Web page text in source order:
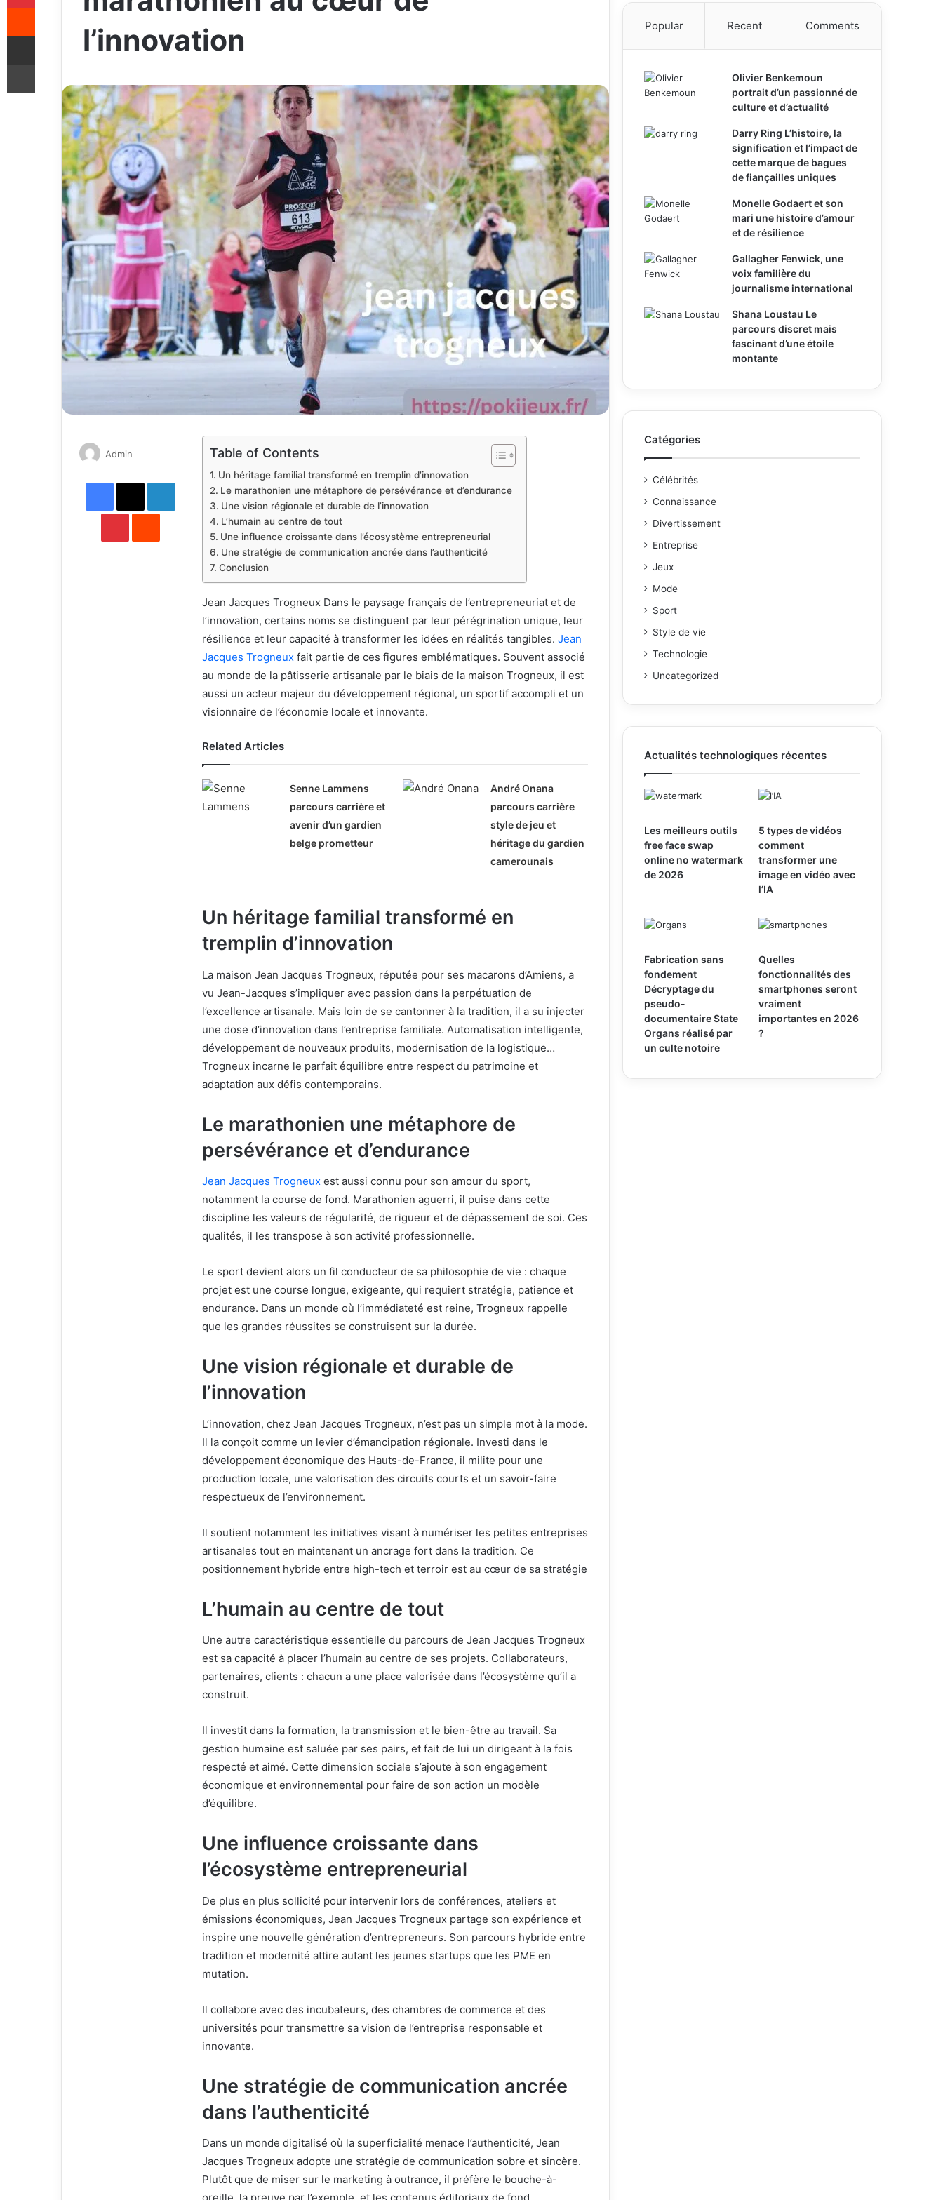
l’innovation
Table of Contents
Un héritage familial transformé en tremplin d’innovation
Le marathonien une métaphore de persévérance et d’endurance
Une vision régionale et durable de l’innovation
L’humain au centre de tout
Une influence croissante dans l’écosystème entrepreneurial
Une stratégie de communication ancrée dans l’authenticité
Conclusion
Jean Jacques Trogneux Dans le paysage français de l’entrepreneuriat et de
l’innovation, certains noms se distinguent par leur pérégrination unique, leur
résilience et leur capacité à transformer les idées en réalités tangibles. Jean
Jacques Trogneux fait partie de ces figures emblématiques. Souvent associé
au monde de la pâtisserie artisanale par le biais de la maison Trogneux, il est
aussi un acteur majeur du développement régional, un sportif accompli et un
visionnaire de l’économie locale et innovante.
Related Articles
Senne Lammens
parcours carrière et
avenir d’un gardien
belge prometteur
André Onana
parcours carrière
style de jeu et
héritage du gardien
camerounais
Un héritage familial transformé en
tremplin d’innovation
La maison Jean Jacques Trogneux, réputée pour ses macarons d’Amiens, a
vu Jean-Jacques s’impliquer avec passion dans la perpétuation de
l’excellence artisanale. Mais loin de se cantonner à la tradition, il a su injecter
une dose d’innovation dans l’entreprise familiale. Automatisation intelligente,
développement de nouveaux produits, modernisation de la logistique…
Trogneux incarne le parfait équilibre entre respect du patrimoine et
adaptation aux défis contemporains.
Le marathonien une métaphore de
persévérance et d’endurance
Jean Jacques Trogneux est aussi connu pour son amour du sport,
notamment la course de fond. Marathonien aguerri, il puise dans cette
discipline les valeurs de régularité, de rigueur et de dépassement de soi. Ces
qualités, il les transpose à son activité professionnelle.
Le sport devient alors un fil conducteur de sa philosophie de vie : chaque
projet est une course longue, exigeante, qui requiert stratégie, patience et
endurance. Dans un monde où l’immédiateté est reine, Trogneux rappelle
que les grandes réussites se construisent sur la durée.
Une vision régionale et durable de
l’innovation
L’innovation, chez Jean Jacques Trogneux, n’est pas un simple mot à la mode.
Il la conçoit comme un levier d’émancipation régionale. Investi dans le
développement économique des Hauts-de-France, il milite pour une
production locale, une valorisation des circuits courts et un savoir-faire
respectueux de l’environnement.
Il soutient notamment les initiatives visant à numériser les petites entreprises
artisanales tout en maintenant un ancrage fort dans la tradition. Ce
positionnement hybride entre high-tech et terroir est au cœur de sa stratégie
L’humain au centre de tout
Une autre caractéristique essentielle du parcours de Jean Jacques Trogneux
est sa capacité à placer l’humain au centre de ses projets. Collaborateurs,
partenaires, clients : chacun a une place valorisée dans l’écosystème qu’il a
construit.
Il investit dans la formation, la transmission et le bien-être au travail. Sa
gestion humaine est saluée par ses pairs, et fait de lui un dirigeant à la fois
respecté et aimé. Cette dimension sociale s’ajoute à son engagement
économique et environnemental pour faire de son action un modèle
d’équilibre.
Une influence croissante dans
l’écosystème entrepreneurial
De plus en plus sollicité pour intervenir lors de conférences, ateliers et
émissions économiques, Jean Jacques Trogneux partage son expérience et
inspire une nouvelle génération d’entrepreneurs. Son parcours hybride entre
tradition et modernité attire autant les jeunes startups que les PME en
mutation.
Il collabore avec des incubateurs, des chambres de commerce et des
universités pour transmettre sa vision de l’entreprise responsable et
innovante.
Une stratégie de communication ancrée
dans l’authenticité
Dans un monde digitalisé où la superficialité menace l’authenticité, Jean
Jacques Trogneux adopte une stratégie de communication sobre et sincère.
Plutôt que de miser sur le marketing à outrance, il préfère le bouche-à-
Admin
email
Facebook
X LinkedIn
PinterestReddit
Popular Recent Comments
Olivier Benkemoun
portrait d’un passionné de
culture et d’actualité
Darry Ring L’histoire, la
signification et l’impact de
cette marque de bagues
de fiançailles uniques
Monelle Godaert et son
mari une histoire d’amour
et de résilience
Gallagher Fenwick, une
voix familière du
journalisme international
Shana Loustau Le
parcours discret mais
fascinant d’une étoile
montante
Catégories
Célébrités
Connaissance
Divertissement
Entreprise
Jeux
Mode
Sport
Style de vie
Technologie
Uncategorized
Actualités technologiques récentes
Les meilleurs outils
free face swap
online no watermark
de 2026
5 types de vidéos
comment
transformer une
image en vidéo avec
l’IA
Fabrication sans
fondement
Décryptage du
pseudo-
documentaire State
Organs réalisé par
un culte notoire
Quelles
fonctionnalités des
smartphones seront
vraiment
importantes en 2026
?
Reddit
Share via Email